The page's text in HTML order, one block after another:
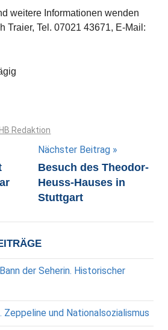
weitere Informationen wenden
Traier, Tel. 07021 43671, E-Mail:
Redaktion
Nächster Beitrag
Besuch des Theodor-
Heuss-Hauses in
Stuttgart
der Seherin. Historischer
und Nationalsozialismus